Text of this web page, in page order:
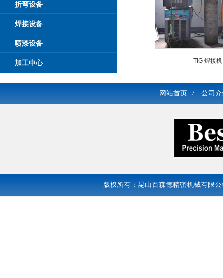
折弯设备
焊接设备
喷漆设备
加工中心 TIG 焊接机
网站首页 / 公司介
版权所有：昆山百森德精密机械有限